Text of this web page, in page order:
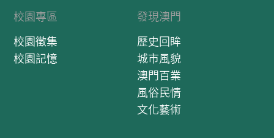
校園專區
校園徵集
校園記憶
發現澳門
歷史回眸
城市風貌
澳門百業
風俗民情
文化藝術